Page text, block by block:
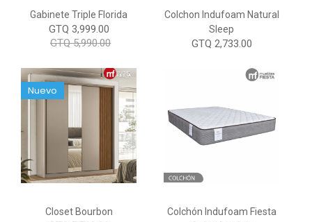
Gabinete Triple Florida
GTQ 3,999.00
GTQ 5,990.00
Colchon Indufoam Natural
Sleep
GTQ 2,733.00
Closet Bourbon
Nuevo
Colchón Indufoam Fiesta